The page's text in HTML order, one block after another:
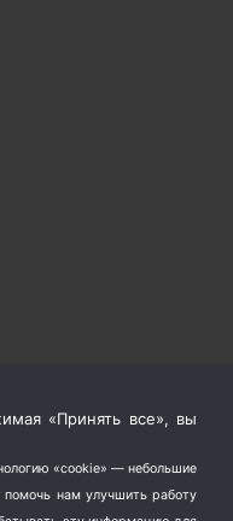
«Принять все», вы
«cookie» — небольшие
нам улучшить работу